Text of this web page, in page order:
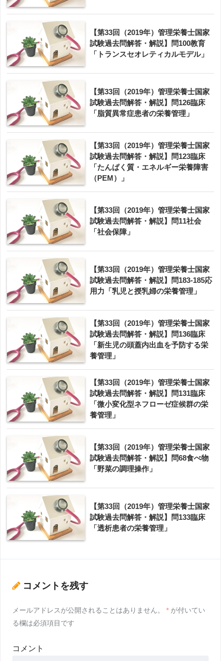
【第33回（2019年）管理栄養士国家
試験過去問解答・解説】問100教育
「トランスセオレティカルモデル」
【第33回（2019年）管理栄養士国家
試験過去問解答・解説】問126臨床
「脂質異常症患者の栄養管理」
【第33回（2019年）管理栄養士国家
試験過去問解答・解説】問123臨床
「たんぱく質・エネルギー栄養障害
（PEM）」
【第33回（2019年）管理栄養士国家
試験過去問解答・解説】問11社会
「社会保障」
【第33回（2019年）管理栄養士国家
試験過去問解答・解説】問183-185応
用力「乳児と授乳婦の栄養管理」
【第33回（2019年）管理栄養士国家
試験過去問解答・解説】問136臨床
「新生児の頭蓋内出血を予防する栄
養管理」
【第33回（2019年）管理栄養士国家
試験過去問解答・解説】問131臨床
「微小変化型ネフローゼ症候群の栄
養管理」
【第33回（2019年）管理栄養士国家
試験過去問解答・解説】問68食べ物
「野菜の調理操作」
【第33回（2019年）管理栄養士国家
試験過去問解答・解説】問133臨床
「透析患者の栄養管理」
コメントを残す
メールアドレスが公開されることはありません。 * が付いてい
る欄は必須項目です
コメント